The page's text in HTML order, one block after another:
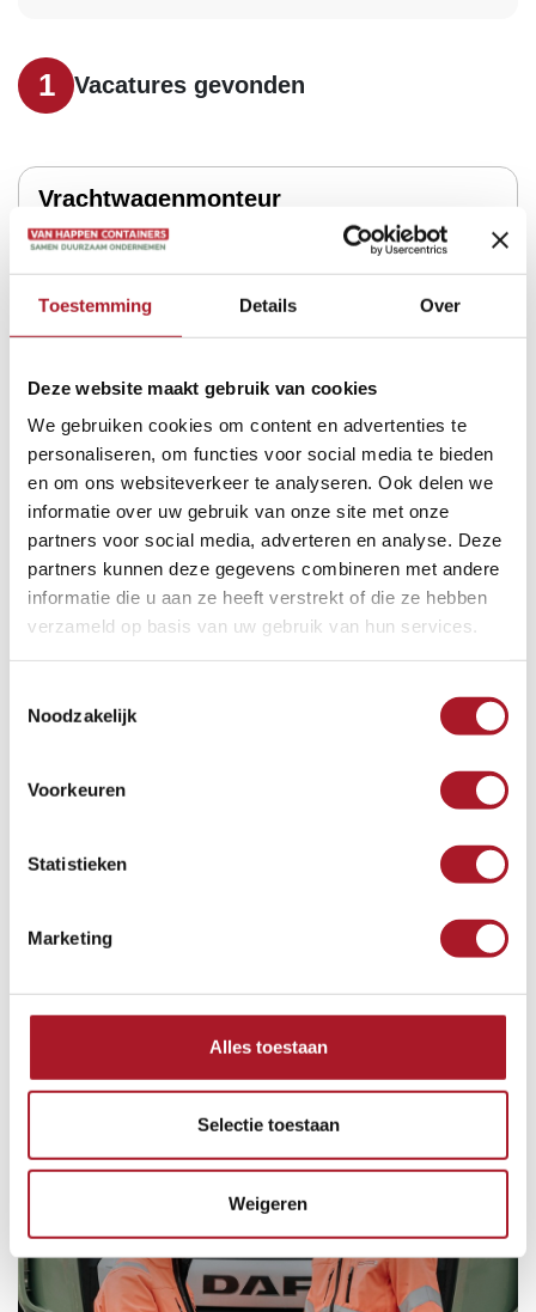
Toestemming Details Over
Deze website maakt gebruik van cookies
We gebruiken cookies om content en advertenties te
personaliseren, om functies voor social media te bieden
en om ons websiteverkeer te analyseren. Ook delen we
informatie over uw gebruik van onze site met onze
partners voor social media, adverteren en analyse. Deze
partners kunnen deze gegevens combineren met andere
informatie die u aan ze heeft verstrekt of die ze hebben
verzameld op basis van uw gebruik van hun services.
Noodzakelijk
Voorkeuren
Statistieken
Marketing
Alles toestaan
Selectie toestaan
Weigeren
1 Vacatures gevonden
Vrachtwagenmonteur
32-40
Eindhoven
2.918,00 - 4.173,00 per maand
BEKIJKEN
Vacature Alert
Wil jij altijd op de hoogte blijven van ons
vacatureaanbod? Schrijf je dan in op de Vacature
Alert. Wij sturen automatisch een mail wanneer
up-to-date!
AANMELDEN
alleen voor het versturen van de Vacature Alert.